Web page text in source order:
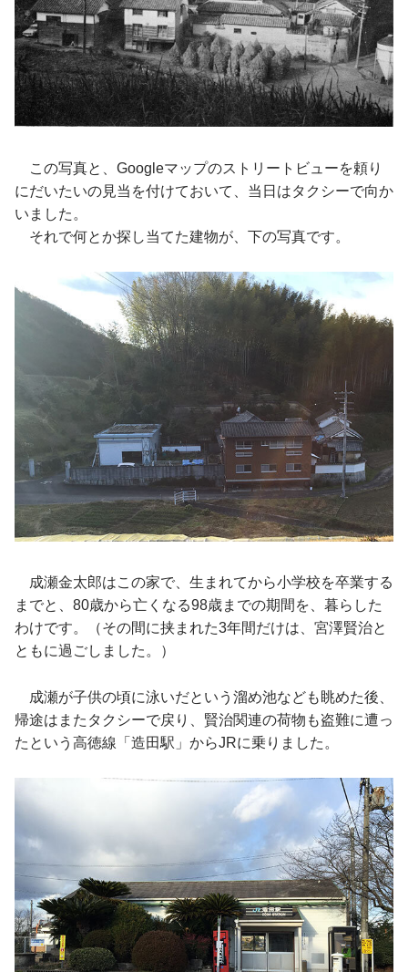
この写真と、Googleマップのストリートビューを頼り
にだいたいの見当を付けておいて、当日はタクシーで向か
いました。
それで何とか探し当てた建物が、下の写真です。
成瀬金太郎はこの家で、生まれてから小学校を卒業する
までと、80歳から亡くなる98歳までの期間を、暮らした
わけです。（その間に挟まれた3年間だけは、宮澤賢治と
ともに過ごしました。）
成瀬が子供の頃に泳いだという溜め池なども眺めた後、
帰途はまたタクシーで戻り、賢治関連の荷物も盗難に遭っ
たという高徳線「造田駅」からJRに乗りました。